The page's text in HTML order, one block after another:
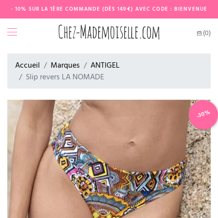
- 10% SUR LA 1ÈRE COMMANDE (DÈS 149€) AVEC CODE : BIENVENUE
(0)
Accueil Marques
ANTIGEL
Slip revers LA NOMADE
-30%